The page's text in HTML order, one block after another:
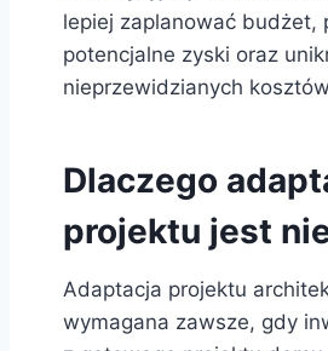
lepiej zaplanować budżet,
potencjalne zyski oraz
nieprzewidzianych
Dlaczego
projektu jest
Adaptacja projektu
wymagana zawsze, gdy